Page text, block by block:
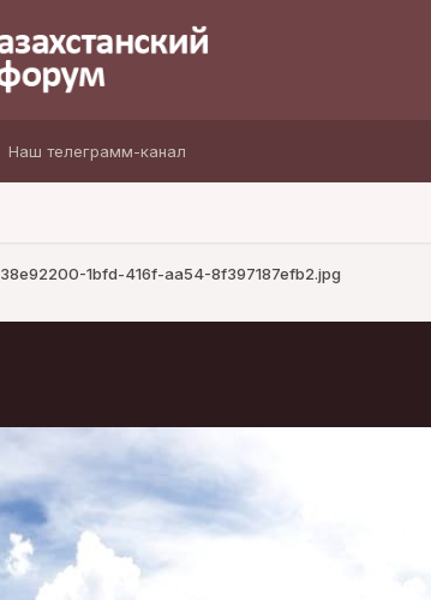
Наш телеграмм-канал
38e92200-1bfd-416f-aa54-8f397187efb2.jpg